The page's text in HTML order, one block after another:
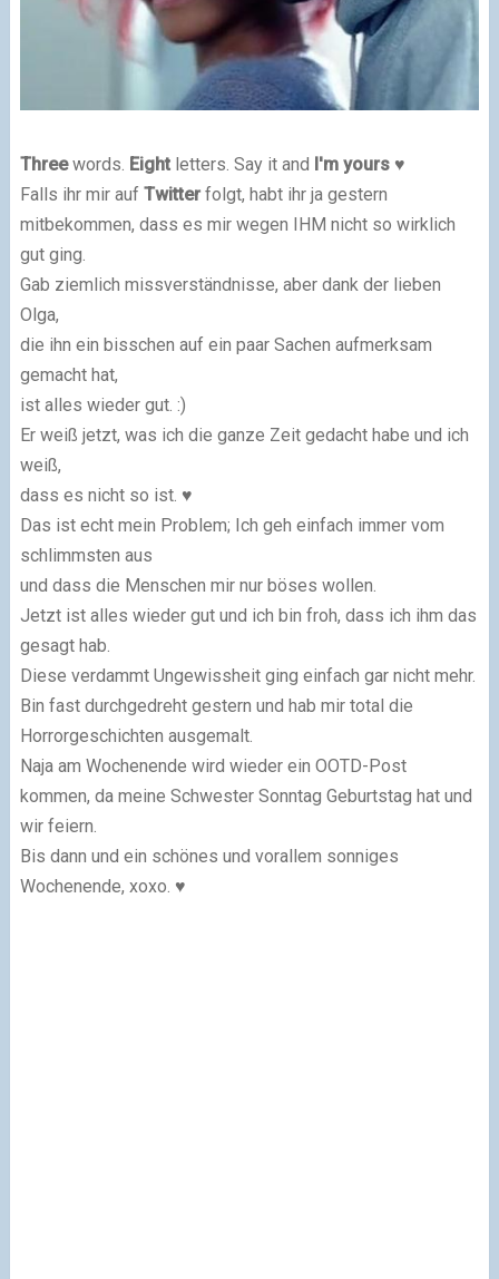
Threewords. Eightletters. Say it and I'm yours ♥
Falls ihr mir auf Twitterfolgt, habt ihr ja gestern
mitbekommen, dass es mir wegen IHM nicht so wirklich
gut ging.
Gab ziemlich missverständnisse, aber dank der lieben
Olga,
die ihn ein bisschen auf ein paar Sachen aufmerksam
gemacht hat,
ist alles wieder gut. :)
Er weiß jetzt, was ich die ganze Zeit gedacht habe und ich
weiß,
dass es nicht so ist. ♥
Das ist echt mein Problem; Ich geh einfach immer vom
schlimmsten aus
und dass die Menschen mir nur böses wollen.
Jetzt ist alles wieder gut und ich bin froh, dass ich ihm das
gesagt hab.
Diese verdammt Ungewissheit ging einfach gar nicht mehr.
Bin fast durchgedreht gestern und hab mir total die
Horrorgeschichten ausgemalt.
Naja am Wochenende wird wieder ein OOTD-Post
kommen, da meine Schwester Sonntag Geburtstag hat und
wir feiern.
Bis dann und ein schönes und vorallem sonniges
Wochenende, xoxo. ♥